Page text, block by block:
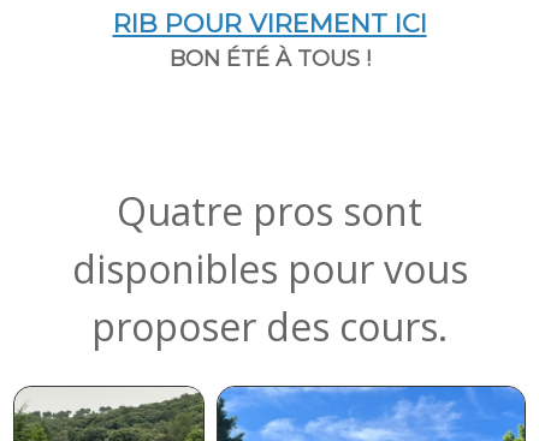
RIB POUR VIREMENT ICI
BON ÉTÉ À TOUS !
Quatre pros sont
disponibles pour vous
proposer des cours.